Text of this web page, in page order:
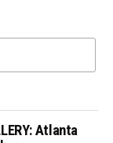
Atlanta